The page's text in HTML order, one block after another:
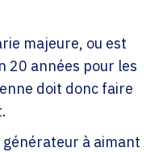
majeure, ou est
20 années pour les
doit donc faire
générateur à aimant